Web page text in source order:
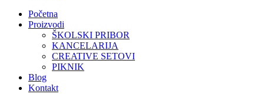
Početna
Proizvodi
ŠKOLSKI PRIBOR
KANCELARIJA
CREATIVE SETOVI
PIKNIK
Blog
Kontakt